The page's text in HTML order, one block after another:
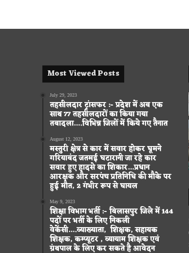
Most Viewed Posts
July 29, 2023
तहसीलदार ट्रांसफर :- प्रदेश में अब एक
साथ 77 तहसीलदारों का किया गया
तबादला….विभिन्न जिलों में किये गए तैनात
August 12, 2023
मस्तुरी क्षेत्र से कार में सवार होकर घूमने
गरियाबंद जतमई घटारानी जा रहे कार
सवार हुए हादसे का शिकार…प्रधान
आरक्षक और सरपंच प्रतिनिधि की मौके पर
हुई मौत, 2 गंभीर रूप से घायल
May 9, 2023
शिक्षा विभाग भर्ती :- बिलासपुर जिले में 144
पदों पर भर्ती के लिए निकली
वेकेंसी….व्याख्याता, शिक्षक, सहायक
शिक्षक, कम्प्यूटर , व्यायाम शिक्षक एवं
ग्रंथपाल के लिए कर सकते है आवेदन